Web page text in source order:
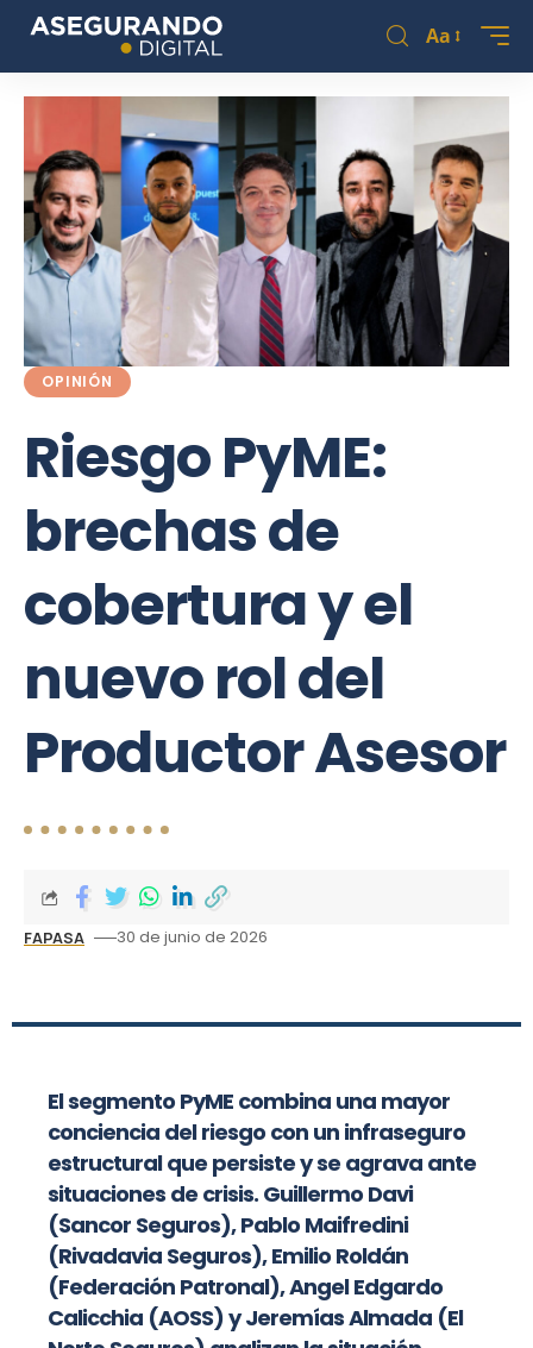
Aa
OPINIÓN
Riesgo PyME:
brechas de
cobertura y el
nuevo rol del
Productor Asesor
FAPASA 30 de junio de 2026
El segmento PyME combina una mayor
conciencia del riesgo con un infraseguro
estructural que persiste y se agrava ante
situaciones de crisis. Guillermo Davi
(Sancor Seguros), Pablo Maifredini
(Rivadavia Seguros), Emilio Roldán
(Federación Patronal), Angel Edgardo
Calicchia (AOSS) y Jeremías Almada (El